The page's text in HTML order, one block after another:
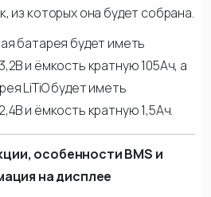
из которых она будет собрана.
батарея будет иметь
и ёмкость кратную 105Ач, а
LiTiO будет иметь
и ёмкость кратную 1,5Ач.
особенности BMS и
на дисплее